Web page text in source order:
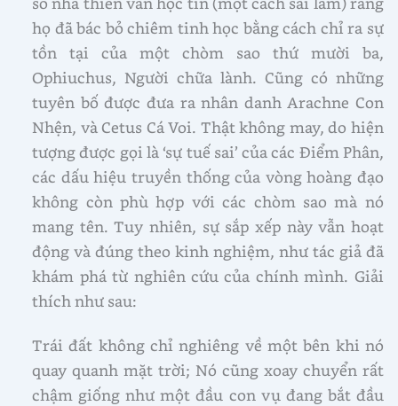
họ đã bác bỏ chiêm tinh học bằng cách chỉ ra sự
tồn tại của một chòm sao thứ mười ba,
Ophiuchus, Người chữa lành. Cũng có những
tuyên bố được đưa ra nhân danh Arachne Con
Nhện, và Cetus Cá Voi. Thật không may, do hiện
tượng được gọi là ‘sự tuế sai’ của các Điểm Phân,
các dấu hiệu truyền thống của vòng hoàng đạo
không còn phù hợp với các chòm sao mà nó
mang tên. Tuy nhiên, sự sắp xếp này vẫn hoạt
động và đúng theo kinh nghiệm, như tác giả đã
khám phá từ nghiên cứu của chính mình. Giải
thích như sau:
Trái đất không chỉ nghiêng về một bên khi nó
quay quanh mặt trời; Nó cũng xoay chuyển rất
chậm giống như một đầu con vụ đang bắt đầu